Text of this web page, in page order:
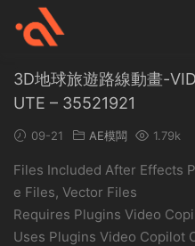
3D地球旅遊路線動畫-
UTE – 35521921
09-21 AE模闆 1.79k
Files Included After Effects
e Files, Vector Files
Requires Plugins Video
Uses Plugins Video Copilot